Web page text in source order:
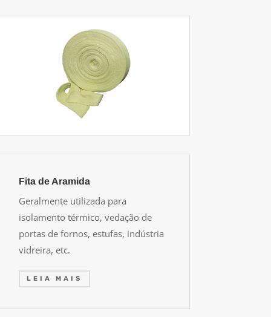
Fita de Aramida
Geralmente utilizada para
isolamento térmico, vedação de
portas de fornos, estufas, indústria
vidreira, etc.
LEIA MAIS